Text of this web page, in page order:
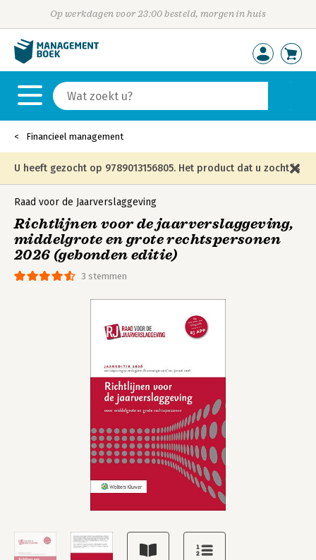
Op werkdagen voor 23:00 besteld, morgen in huis
Financieel management
U heeft gezocht op 9789013156805. Het product dat u zocht is
niet meer in die editie leverbaar en is vervangen door de
onderstaande editie.
3 stemmen
Raad voor de Jaarverslaggeving
Richtlijnen voor de jaarverslaggeving,
middelgrote en grote rechtspersonen
2026 (gebonden editie)